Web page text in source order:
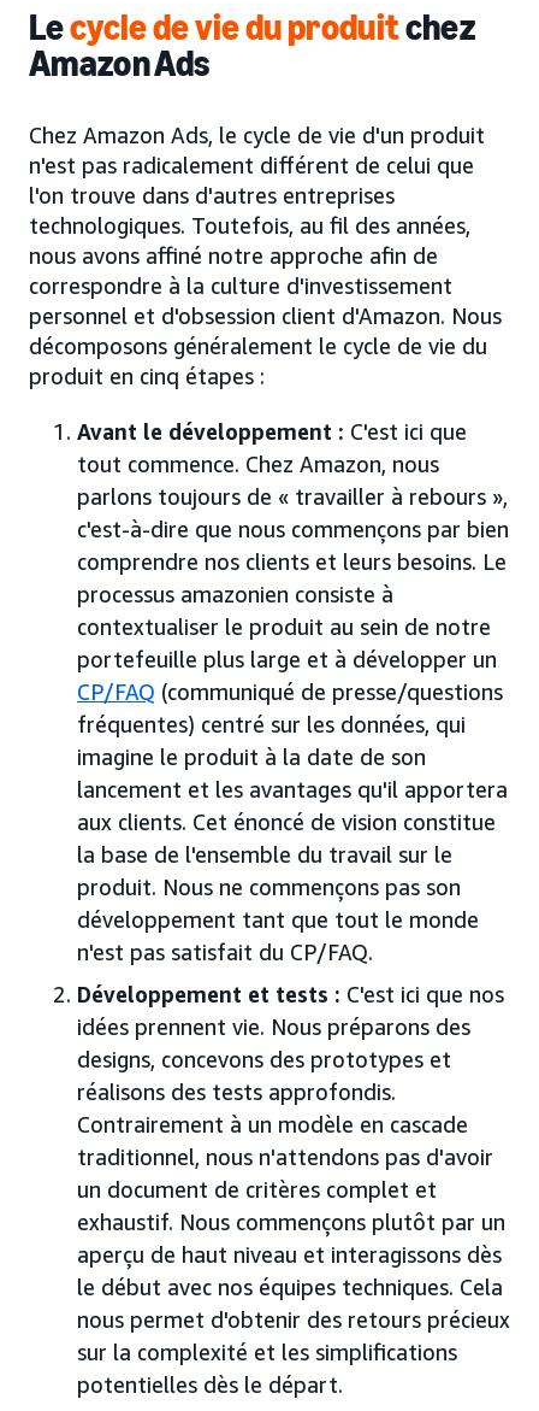
Lecycle de vie du produitchez
Amazon Ads
Chez Amazon Ads, le cycle de vie d'un produit
n'est pas radicalement différent de celui que
l'on trouve dans d'autres entreprises
technologiques. Toutefois, au fil des années,
nous avons affiné notre approche afin de
correspondre à la culture d'investissement
personnel et d'obsession client d'Amazon. Nous
décomposons généralement le cycle de vie du
produit en cinq étapes :
Avant le développement : C'est ici que
tout commence. Chez Amazon, nous
parlons toujours de « travailler à rebours »,
c'est-à-dire que nous commençons par bien
comprendre nos clients et leurs besoins. Le
processus amazonien consiste à
contextualiser le produit au sein de notre
portefeuille plus large et à développer un
CP/FAQ (communiqué de presse/questions
fréquentes) centré sur les données, qui
imagine le produit à la date de son
lancement et les avantages qu'il apportera
aux clients. Cet énoncé de vision constitue
la base de l'ensemble du travail sur le
produit. Nous ne commençons pas son
développement tant que tout le monde
n'est pas satisfait du CP/FAQ.
Développement et tests : C'est ici que nos
idées prennent vie. Nous préparons des
designs, concevons des prototypes et
réalisons des tests approfondis.
Contrairement à un modèle en cascade
traditionnel, nous n'attendons pas d'avoir
un document de critères complet et
exhaustif. Nous commençons plutôt par un
aperçu de haut niveau et interagissons dès
le début avec nos équipes techniques. Cela
nous permet d'obtenir des retours précieux
sur la complexité et les simplifications
potentielles dès le départ.